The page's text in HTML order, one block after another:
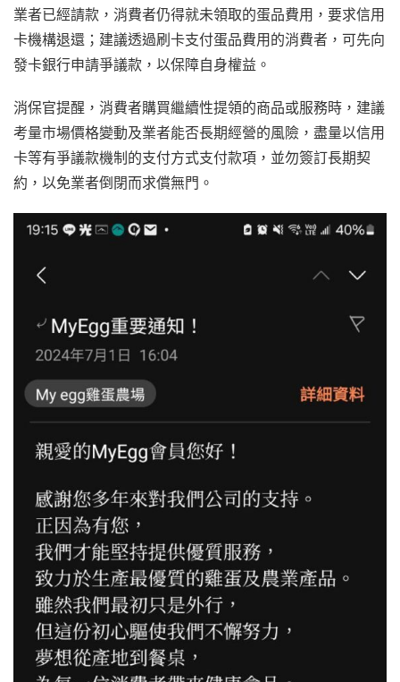
業者已經請款，消費者仍得就未領取的蛋品費用，要求信用
卡機構退還；建議透過刷卡支付蛋品費用的消費者，可先向
發卡銀行申請爭議款，以保障自身權益。
消保官提醒，消費者購買繼續性提領的商品或服務時，建議
考量市場價格變動及業者能否長期經營的風險，盡量以信用
卡等有爭議款機制的支付方式支付款項，並勿簽訂長期契
約，以免業者倒閉而求償無門。